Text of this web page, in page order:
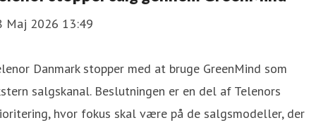
Maj 2026 13:49
Danmark stopper med at bruge GreenMind som
salgskanal. Beslutningen er en del af Telenors
hvor fokus skal være på de salgsmodeller, der